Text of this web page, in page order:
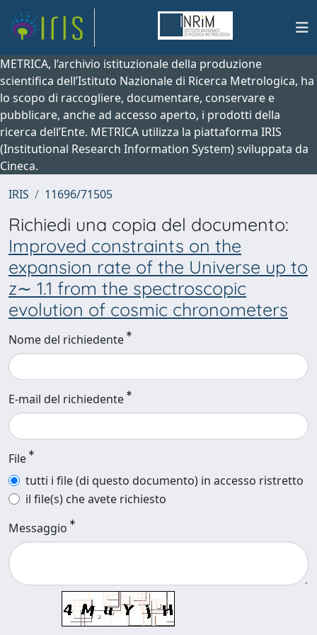
METRICA, l’archivio istituzionale della produzione
scientifica dell’Istituto Nazionale di Ricerca Metrologica, ha
lo scopo di raccogliere, documentare, conservare e
pubblicare, anche ad accesso aperto, i prodotti della
ricerca dell’Ente. METRICA utilizza la piattaforma IRIS
(Institutional Research Information System) sviluppata da
Cineca.
IRIS
11696/71505
Richiedi una copia del documento:
Improved constraints on the
expansion rate of the Universe up to
z∼ 1.1 from the spectroscopic
evolution of cosmic chronometers
Nome del richiedente
E-mail del richiedente
File
tutti i file (di questo documento) in accesso ristretto
il file(s) che avete richiesto
Messaggio